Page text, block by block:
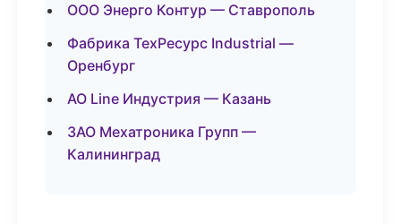
ООО Энерго Контур — Ставрополь
Фабрика ТехРесурс Industrial —
Оренбург
АО Line Индустрия — Казань
ЗАО Мехатроника Групп —
Калининград